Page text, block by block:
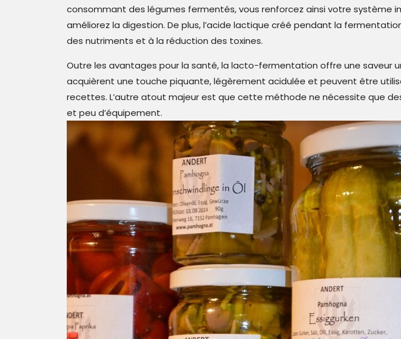
consommant des légumes fermentés, vous renforcez ainsi votre système
améliorez la digestion. De plus, l’acide lactique créé pendant la
des nutriments et à la réduction des toxines.
Outre les avantages pour la santé, la lacto-fermentation offre une saveur
acquièrent une touche piquante, légèrement acidulée et peuvent être
recettes. L’autre atout majeur est que cette méthode ne nécessite que
et peu d’équipement.